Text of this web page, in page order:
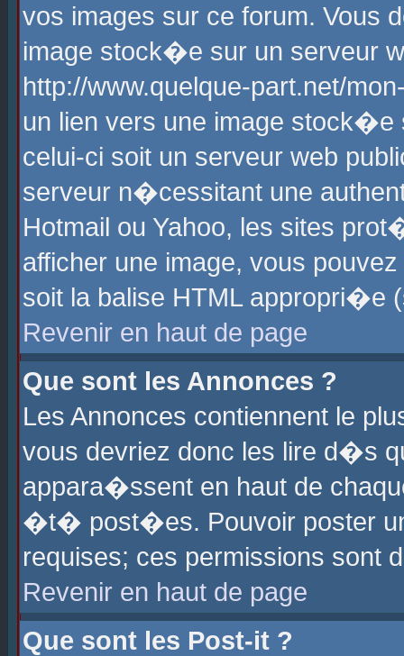
vos images sur ce forum. Vous
image stock�e sur un serveur
http://www.quelque-part.net/
un lien vers une image
celui-ci soit un serveur web
serveur n�cessitant une
Hotmail ou Yahoo, les sites
afficher une image, vous
soit la balise HTML
Revenir en haut de page
Que sont les Annonces ?
Les Annonces contiennent le
vous devriez donc les lire d�s
appara�ssent en haut de
�t� post�es. Pouvoir poster
requises; ces permissions sont
Revenir en haut de page
Que sont les Post-it ?